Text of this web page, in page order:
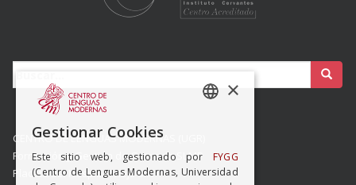
CENTRO DE LENGUAS MODERNAS (UGR)
Formación y Gestión de Granada SLMP
Placeta del Hospicio Viejo s/n
×
Gestionar Cookies
Este sitio web, gestionado por FYGG
(Centro de Lenguas Modernas, Universidad